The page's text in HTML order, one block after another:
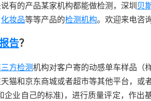
有的产品某家机构都能做检测，深圳 贝
化妆品等等产品的检测机构。欢迎来电咨
告？
方检测机构对客户寄的动感单车样品（
猫和京东商城或者超市等其他平台，或
企业自己的标准)，进行质量评定，作出